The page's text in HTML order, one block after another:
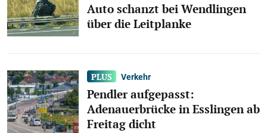
Auto schanzt bei Wendlingen
über die Leitplanke
Verkehr
Pendler aufgepasst:
Adenauerbrücke in Esslingen ab
Freitag dicht